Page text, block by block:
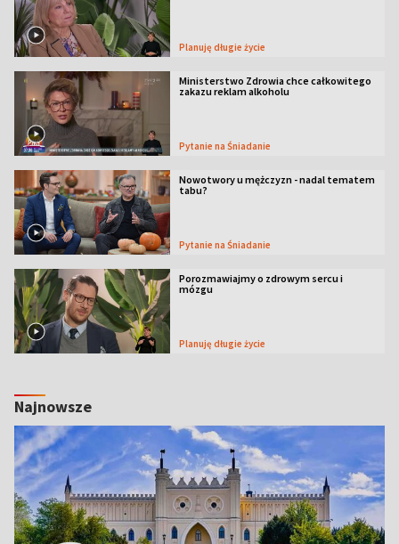
Planuję długie życie
Ministerstwo Zdrowia chce całkowitego
zakazu reklam alkoholu
Pytanie na Śniadanie
Nowotwory u mężczyzn - nadal tematem
tabu?
Pytanie na Śniadanie
Porozmawiajmy o zdrowym sercu i
mózgu
Planuję długie życie
Najnowsze